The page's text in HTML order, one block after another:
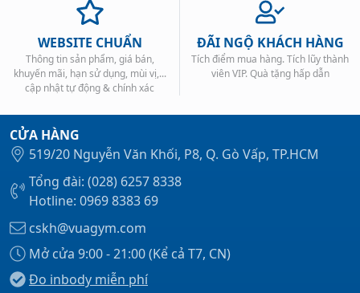
WEBSITE CHUẨN
Thông tin sản phẩm, giá bán,
khuyến mãi, hạn sử dụng, mùi vị,...
cập nhật tự động & chính xác
ĐÃI NGỘ KHÁCH HÀNG
Tích điểm mua hàng. Tích lũy thành
viên VIP. Quà tặng hấp dẫn
CỬA HÀNG
519/20 Nguyễn Văn Khối, P8, Q. Gò Vấp, TP.HCM
Tổng đài: (028) 6257 8338
Hotline: 0969 8383 69
cskh@vuagym.com
Mở cửa 9:00 - 21:00 (Kể cả T7, CN)
Đo inbody miễn phí